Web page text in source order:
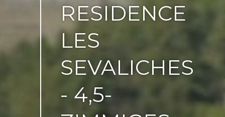
RESIDENCE
LES
SEVALICHES
- 4,5-